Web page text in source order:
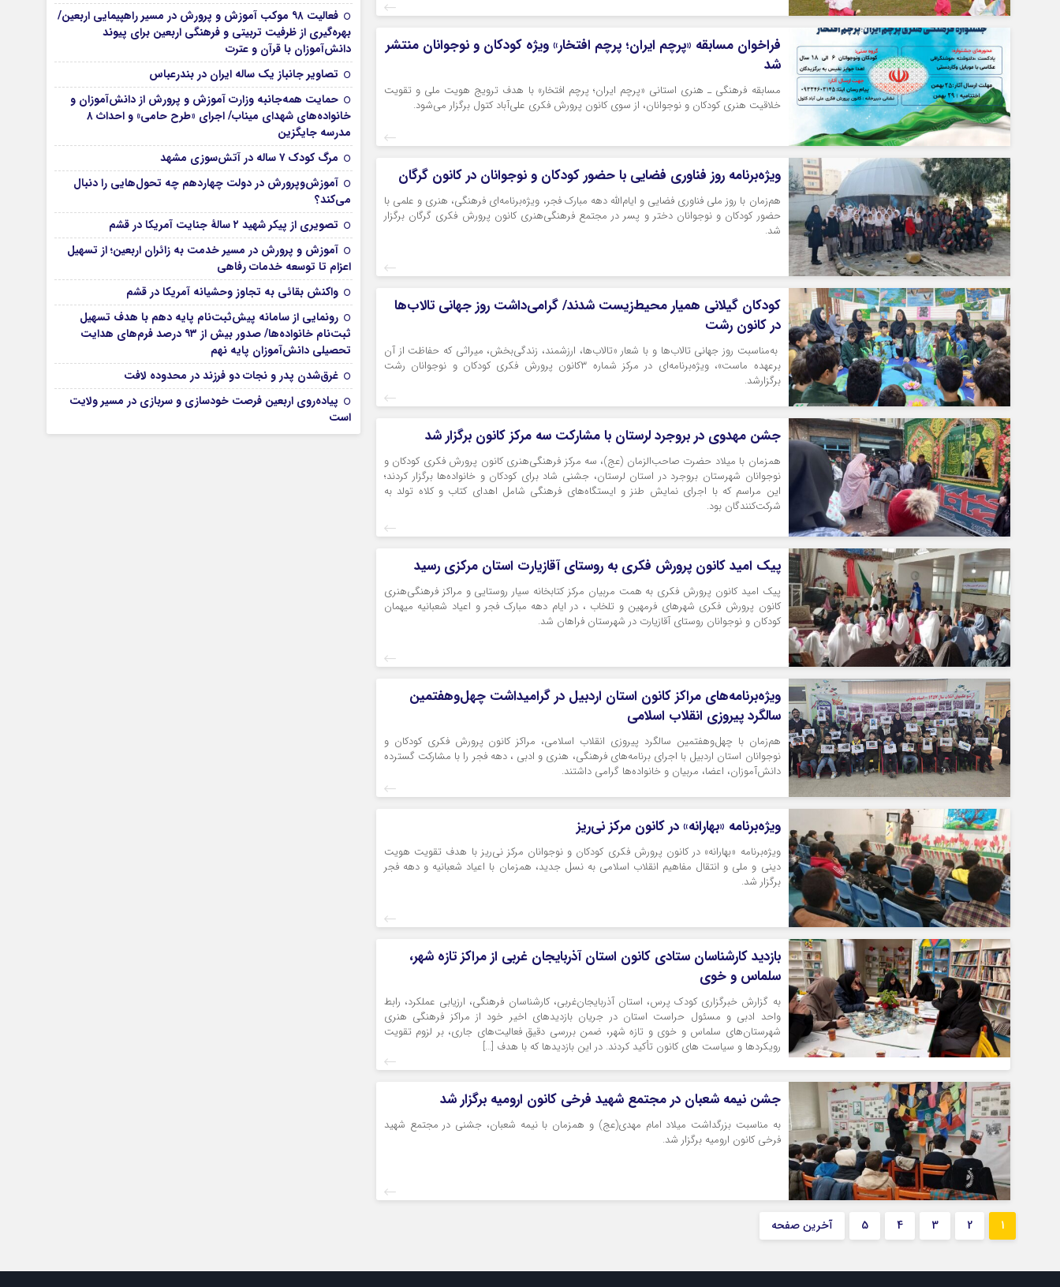
فراخوان مسابقه «پرچم ایران؛ پرچم افتخار» ویژه کودکان و نوجوانان منتشر
شد
مسابقه فرهنگی ـ هنری استانی «پرچم ایران؛ پرچم افتخار» با هدف ترویج هویت ملی و تقویت
خلاقیت هنری کودکان و نوجوانان، از سوی کانون پرورش فکری علی‌آباد کتول برگزار می‌شود.
ویژه‌برنامه روز فناوری فضایی با حضور کودکان و نوجوانان در کانون گرگان
هم‌زمان با روز ملی فناوری فضایی و ایام‌الله دهه مبارک فجر، ویژه‌برنامه‌ای فرهنگی، هنری و علمی با
حضور کودکان و نوجوانان دختر و پسر در مجتمع فرهنگی‌هنری کانون پرورش فکری گرگان برگزار
شد.
کودکان گیلانی همیار محیط‌زیست شدند/ گرامی‌داشت روز جهانی تالاب‌ها
در کانون رشت
به‌مناسبت روز جهانی تالاب‌ها و با شعار «تالاب‌ها، ارزشمند، زندگی‌بخش، میراثی که حفاظت از آن
برعهده‌ ماست»، ویژه‌برنامه‌ای در مرکز شماره ۳کانون پرورش فکری کودکان و نوجوانان رشت
برگزارشد.
جشن مهدوی در بروجرد لرستان با مشارکت سه مرکز کانون برگزار شد
همزمان با میلاد حضرت صاحب‌الزمان (عج)، سه مرکز فرهنگی‌هنری کانون پرورش فکری کودکان و
نوجوانان شهرستان بروجرد در استان لرستان، جشنی شاد برای کودکان و خانواده‌ها برگزار کردند؛
این مراسم که با اجرای نمایش طنز و ایستگاه‌های فرهنگی شامل اهدای کتاب و کلاه تولد به
شرکت‌کنندگان بود.
پیک امید کانون پرورش فکری به روستای آقازیارت استان مرکزی رسید
پیک امید کانون پرورش فکری به همت مربیان مرکز کتابخانه‌ سیار روستایی و مراکز فرهنگی‌هنری
کانون پرورش فکری شهرهای فرمهین و تلخاب ، در ایام دهه مبارک فجر و اعیاد شعبانیه میهمان
کودکان و نوجوانان روستای آقازیارت در شهرستان فراهان شد.
ویژه‌برنامه‌های مراکز کانون استان اردبیل در گرامیداشت چهل‌وهفتمین
سالگرد پیروزی انقلاب اسلامی
هم‌زمان با چهل‌وهفتمین سالگرد پیروزی انقلاب اسلامی، مراکز کانون پرورش فکری کودکان و
نوجوانان استان اردبیل با اجرای برنامه‌های فرهنگی، هنری و ادبی ، دهه فجر را با مشارکت گسترده
دانش‌آموزان، اعضا، مربیان و خانواده‌ها گرامی داشتند.
ویژه‌برنامه «بهارانه» در کانون مرکز نی‌ریز
ویژه‌برنامه «بهارانه» در کانون پرورش فکری کودکان و نوجوانان مرکز نی‌ریز با هدف تقویت هویت
دینی و ملی و انتقال مفاهیم انقلاب اسلامی به نسل جدید، همزمان با اعیاد شعبانیه و دهه فجر
برگزار شد.
بازدید کارشناسان ستادی کانون استان آذربایجان غربی از مراکز تازه شهر،
سلماس و خوی
به گزارش خبرگزاری کودک پرس، استان آذربایجان‌غربی، کارشناسان فرهنگی، ارزیابی عملکرد، رابط
واحد ادبی و مسئول حراست استان در جریان بازدیدهای اخیر خود از مراکز فرهنگی هنری
شهرستان‌های سلماس و خوی و تازه شهر، ضمن بررسی دقیق فعالیت‌های جاری، بر لزوم تقویت
رویکردها و سیاست های کانون تأکید کردند. در این بازدیدها که با هدف […]
جشن نیمه شعبان در مجتمع شهید فرخی کانون ارومیه برگزار شد
به مناسبت بزرگداشت میلاد امام مهدی(عج) و همزمان با نیمه شعبان، جشنی در مجتمع شهید
فرخی کانون ارومیه برگزار شد.
1
2
3
4
5 آخرین صفحه
فعالیت ۹۸ موکب آموزش و پرورش در مسیر راهپیمایی اربعین/
بهره‌گیری از ظرفیت تربیتی و فرهنگی اربعین برای پیوند
دانش‌آموزان با قرآن و عترت
تصاویر جانباز یک ساله ایران در بندرعباس
حمایت همه‌جانبه وزارت آموزش و پرورش از دانش‌آموزان و
خانواده‌های شهدای میناب/ اجرای «طرح حامی» و احداث ۸
مدرسه جایگزین
مرگ کودک ۷ ساله در آتش‌سوزی مشهد
آموزش‌وپرورش در دولت چهاردهم چه تحول‌هایی را دنبال
می‌کند؟
تصویری از پیکر شهید ۲ سالۀ جنایت آمریکا در قشم
آموزش و پرورش در مسیر خدمت به زائران اربعین؛ از تسهیل
اعزام تا توسعه خدمات رفاهی
واکنش بقائی به تجاوز وحشیانه آمریکا در قشم
رونمایی از سامانه پیش‌ثبت‌نام پایه دهم با هدف تسهیل
ثبت‌نام خانواده‌ها/ صدور بیش از ۹۳ درصد فرم‌های هدایت
تحصیلی دانش‌آموزان پایه نهم
غرق‌شدن پدر و نجات دو فرزند در محدوده لافت
پیاده‌روی اربعین فرصت خودسازی و سربازی در مسیر ولایت
است